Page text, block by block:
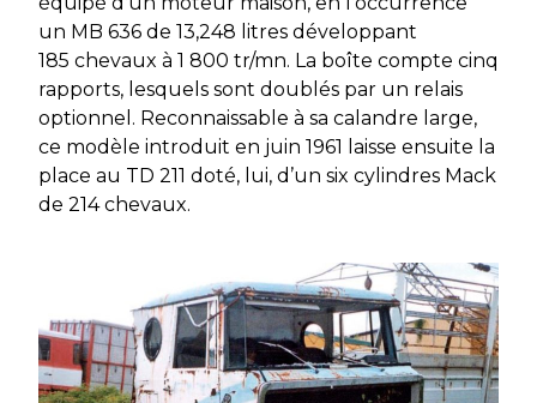
un MB 636 de 13,248 litres développant
185 chevaux à 1 800 tr/mn. La boîte compte cinq
rapports, lesquels sont doublés par un relais
optionnel. Reconnaissable à sa calandre large,
ce modèle introduit en juin 1961 laisse ensuite la
place au TD 211 doté, lui, d’un six cylindres Mack
de 214 chevaux.